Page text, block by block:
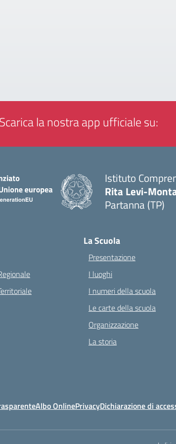
Scarica la nostra app ufficiale su:
Istituto
Rita Levi-
Partanna (TP)
La Scuola
Presentazione
I luoghi
I numeri della scuola
Le carte della scuola
Organizzazione
La storia
Albo OnlinePrivacyDichiarazione di